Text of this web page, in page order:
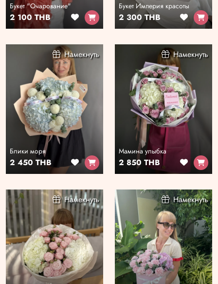
Букет "Очарование"
2 100 THB
Букет Империя красоты
2 300 THB
Намекнуть
Блики моря
2 450 THB
Намекнуть
Мамина улыбка
2 850 THB
Намекнуть Намекнуть